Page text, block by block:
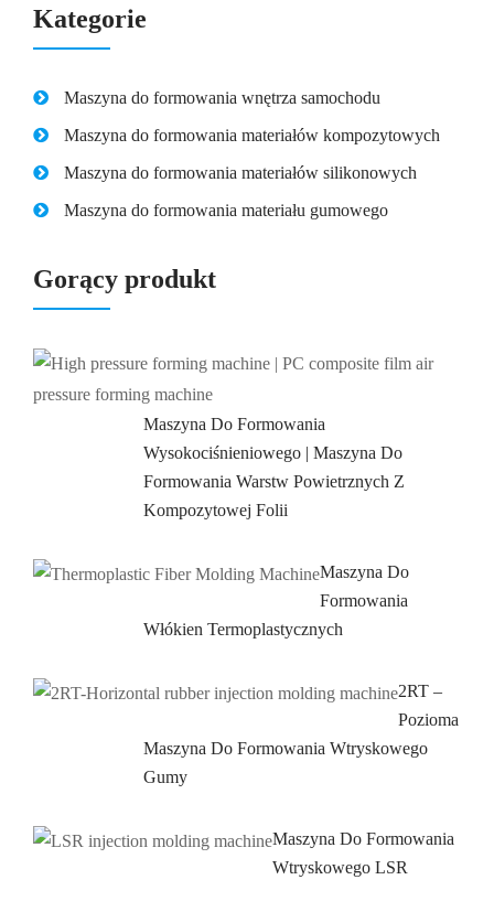
Kategorie
Maszyna do formowania wnętrza samochodu
Maszyna do formowania materiałów kompozytowych
Maszyna do formowania materiałów silikonowych
Maszyna do formowania materiału gumowego
Gorący produkt
Maszyna Do Formowania
Wysokociśnieniowego | Maszyna Do
Formowania Warstw Powietrznych Z
Kompozytowej Folii
Maszyna Do
Formowania
Włókien Termoplastycznych
2RT –
Pozioma
Maszyna Do Formowania Wtryskowego
Gumy
Maszyna Do Formowania
Wtryskowego LSR